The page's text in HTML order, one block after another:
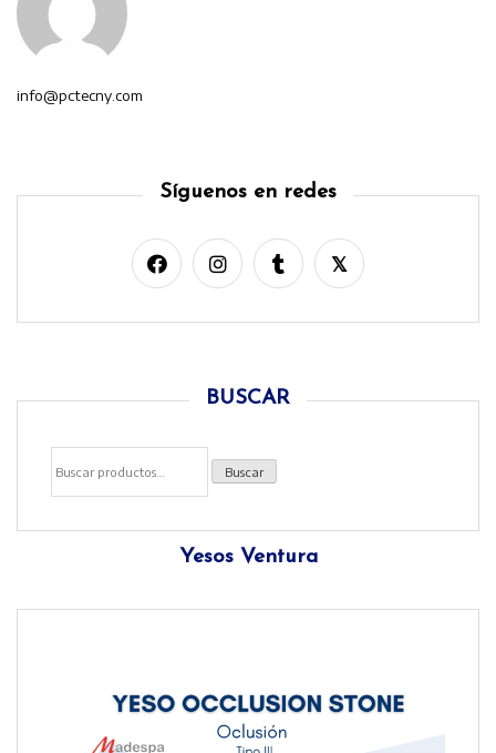
info@pctecny.com
Síguenos en redes
BUSCAR
Buscar
Yesos Ventura